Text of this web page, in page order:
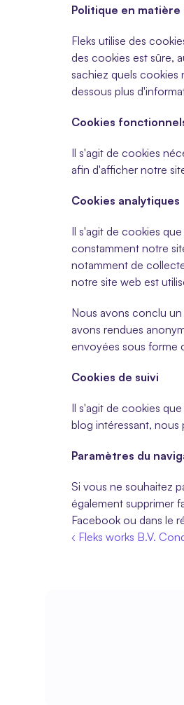
Politique en matière
Fleks utilise des
des cookies est sûre,
sachiez quels cookies
dessous plus
Cookies
Il s'agit de cookies
afin d'afficher notre
Cookies analytiques
Il s'agit de cookies
constamment notre
notamment de
notre site web est
Nous avons conclu
avons rendues
envoyées sous forme
Cookies de suivi
Il s'agit de cookies
blog intéressant, nous
Paramètres du
Si vous ne souhaitez
également supprimer
Facebook ou dans le
‹ Fleks works B.V.